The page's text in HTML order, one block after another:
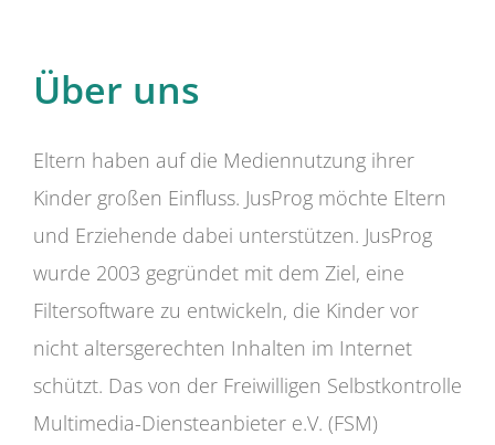
Über uns
Eltern haben auf die Mediennutzung ihrer
Kinder großen Einfluss. JusProg möchte Eltern
und Erziehende dabei unterstützen. JusProg
wurde 2003 gegründet mit dem Ziel, eine
Filtersoftware zu entwickeln, die Kinder vor
nicht altersgerechten Inhalten im Internet
schützt. Das von der Freiwilligen Selbstkontrolle
Multimedia-Diensteanbieter e.V. (FSM)